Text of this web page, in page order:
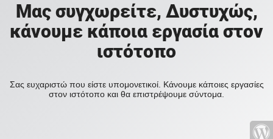
Μας συγχωρείτε, Δυστυχώς,
κάνουμε κάποια εργασία στον
ιστότοπο
Σας ευχαριστώ που είστε υπομονετικοί. Κάνουμε κάποιες εργασίες
στον ιστότοπο και θα επιστρέψουμε σύντομα.